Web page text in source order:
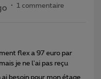
1 commentaire
flex a 97 euro par
je ne l'ai pas reçu
besoin pour mon étage